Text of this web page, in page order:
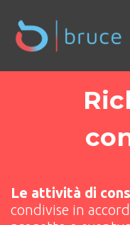
Le attività di
condivise in